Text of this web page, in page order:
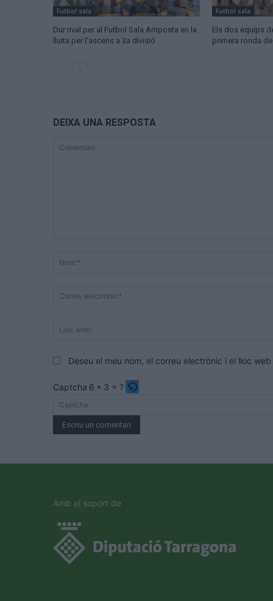
Futbol sala
Dur rival per al Futbol Sala Amposta en la
lluita per l’ascens a 3a divisió
Futbol sala
Els dos equips
primera ronda
DEIXA UNA RESPOSTA
Deseu el meu nom, el correu electrònic i el lloc
Captcha 6 * 3 = ?
Please
enter
the
to
verify
that
you
Amb el suport de